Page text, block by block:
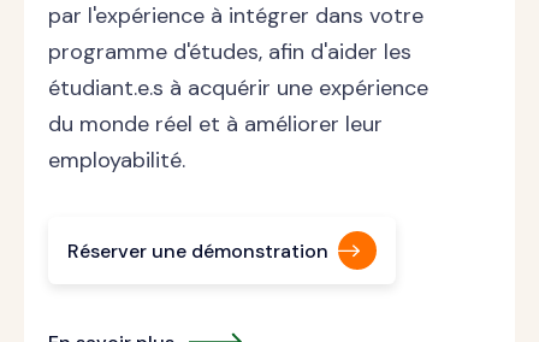
par l'expérience à intégrer dans votre
programme d'études, afin d'aider les
étudiant.e.s à acquérir une expérience
du monde réel et à améliorer leur
employabilité.
Réserver une démonstration